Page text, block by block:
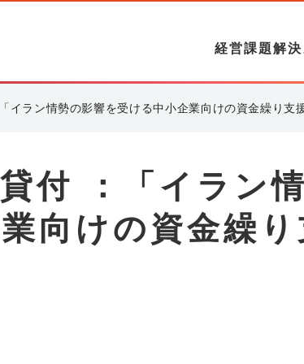
経営課題解
イラン情勢の影響を受ける中小企業向けの資金繰り支
付 ：「イラン
向けの資金繰り